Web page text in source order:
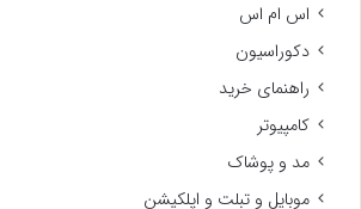
اس ام اس
دکوراسیون
راهنمای خرید
کامپیوتر
مد و پوشاک
موبایل و تبلت و اپلکیشن